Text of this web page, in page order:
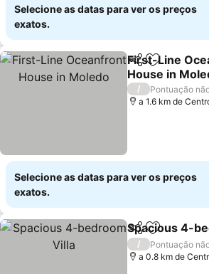
Selecione as datas para ver os preços
exatos.
PartilharAdicionar
First-Line
House in
Ver preços
/
Pontuação
a 1.6 km de
Selecione as datas para ver os preços
exatos.
PartilharAdicionar
Spacious 4-
/
Pontuação
a 0.8 km de